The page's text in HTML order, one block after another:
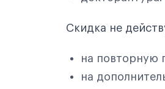
Скидка не
на повторную
на